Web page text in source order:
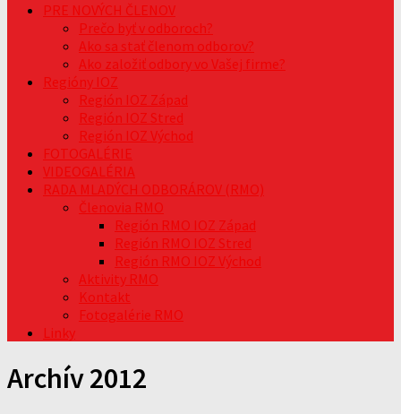
PRE NOVÝCH ČLENOV
Prečo byť v odboroch?
Ako sa stať členom odborov?
Ako založiť odbory vo Vašej firme?
Regióny IOZ
Región IOZ Západ
Región IOZ Stred
Región IOZ Východ
FOTOGALÉRIE
VIDEOGALÉRIA
RADA MLADÝCH ODBORÁROV (RMO)
Členovia RMO
Región RMO IOZ Západ
Región RMO IOZ Stred
Región RMO IOZ Východ
Aktivity RMO
Kontakt
Fotogalérie RMO
Linky
Archív 2012